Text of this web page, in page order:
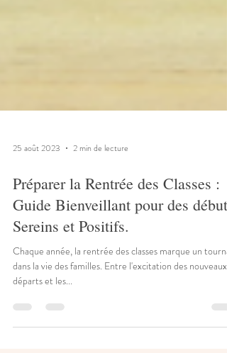
25 août 2023 2 min de lecture
Préparer la Rentrée des Classes :
Guide Bienveillant pour des débuts
Sereins et Positifs.
Chaque année, la rentrée des classes marque un
dans la vie des familles. Entre l'excitation des nouveaux